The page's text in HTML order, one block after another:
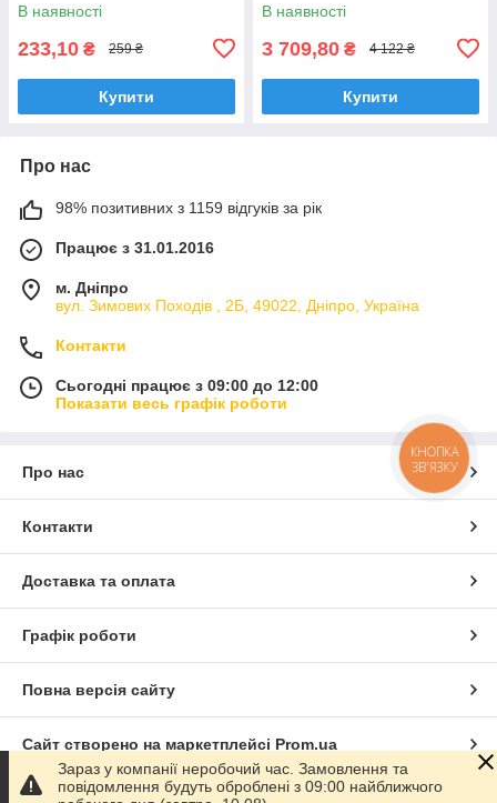
В наявності
233,10 ₴ 259 ₴
Купити
В наявності
3 709,80 ₴ 4 122 ₴
Купити
Про нас
98% позитивних з 1159 відгуків за рік
Працює з 31.01.2016
м. Дніпро
вул. Зимових Походiв , 2Б, 49022, Дніпро, Україна
Контакти
Сьогодні працює з 09:00 до 12:00
Показати весь графік роботи
Про нас
Контакти
Доставка та оплата
Графік роботи
Повна версія сайту
Сайт створено на маркетплейсі Prom.ua
Політика конфіденційності
Зараз у компанії неробочий час. Замовлення та
повідомлення будуть оброблені з 09:00 найближчого
КНОПКА
ЗВ'ЯЗКУ